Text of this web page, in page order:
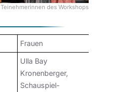
Teinehmerinnen des Workshops
Frauen
Ulla Bay
Kronenberger,
Schauspiel-